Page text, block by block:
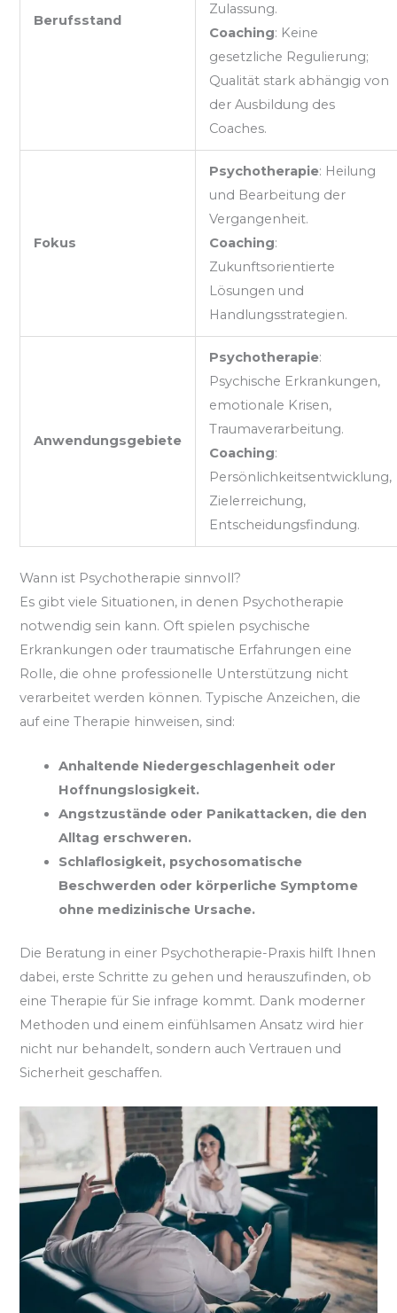
Berufsstand
Zulassung.
Coaching: Keine
gesetzliche Regulierung;
Qualität stark abhängig von
der Ausbildung des
Coaches.
Fokus
Psychotherapie: Heilung
und Bearbeitung der
Vergangenheit.
Coaching:
Zukunftsorientierte
Lösungen und
Handlungsstrategien.
Anwendungsgebiete
Psychotherapie:
Psychische Erkrankungen,
emotionale Krisen,
Traumaverarbeitung.
Coaching:
Persönlichkeitsentwicklung,
Zielerreichung,
Entscheidungsfindung.
Wann ist Psychotherapie sinnvoll?
Es gibt viele Situationen, in denen Psychotherapie
notwendig sein kann. Oft spielen psychische
Erkrankungen oder traumatische Erfahrungen eine
Rolle, die ohne professionelle Unterstützung nicht
verarbeitet werden können. Typische Anzeichen, die
auf eine Therapie hinweisen, sind:
Anhaltende Niedergeschlagenheit oder
Hoffnungslosigkeit.
Angstzustände oder Panikattacken, die den
Alltag erschweren.
Schlaflosigkeit, psychosomatische
Beschwerden oder körperliche Symptome
ohne medizinische Ursache.
Die Beratung in einer Psychotherapie-Praxis hilft Ihnen
dabei, erste Schritte zu gehen und herauszufinden, ob
eine Therapie für Sie infrage kommt. Dank moderner
Methoden und einem einfühlsamen Ansatz wird hier
nicht nur behandelt, sondern auch Vertrauen und
Sicherheit geschaffen.